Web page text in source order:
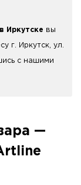
Иркутске вы
г. Иркутск, ул.
с нашими
—